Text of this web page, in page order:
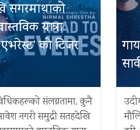
सगरमाथाको
यात्रा
को टिजर
संलग्नतामा, कुनै
नगरी समुद्री सतहदेखि